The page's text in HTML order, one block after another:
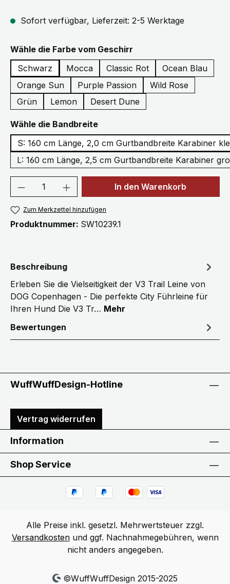
Sofort verfügbar, Lieferzeit: 2-5 Werktage
Wähle die Farbe vom Geschirr
Schwarz
Mocca Classic Rot
Ocean Blau
Orange Sun
Purple Passion
Wild Rose
Grün
Lemon Desert Dune
Wähle die Bandbreiteauswählen
S: 160 cm Länge, 2,0 cm Gurtbandbreite Karabiner
L: 160 cm Länge, 2,5 cm Gurtbandbreite Karabiner
Produkt Anzahl: Gib denIn den Warenkorb
Zum Merkzettel hinzufügen
Produktnummer: SW10239.1
Beschreibung
Erleben Sie die Vielseitigkeit der V3 Trail Leine von
DOG Copenhagen - Die perfekte City Führleine für
Ihren Hund Die V3 Tr… Mehr
Bewertungen
WuffWuffDesign-Hotline
Vertrag widerrufen
Information
Shop Service
Alle Preise inkl. gesetzl. Mehrwertsteuer zzgl.
Versandkostenund ggf. Nachnahmegebühren, wenn
nicht anders angegeben.
©WuffWuffDesign 2015-2025